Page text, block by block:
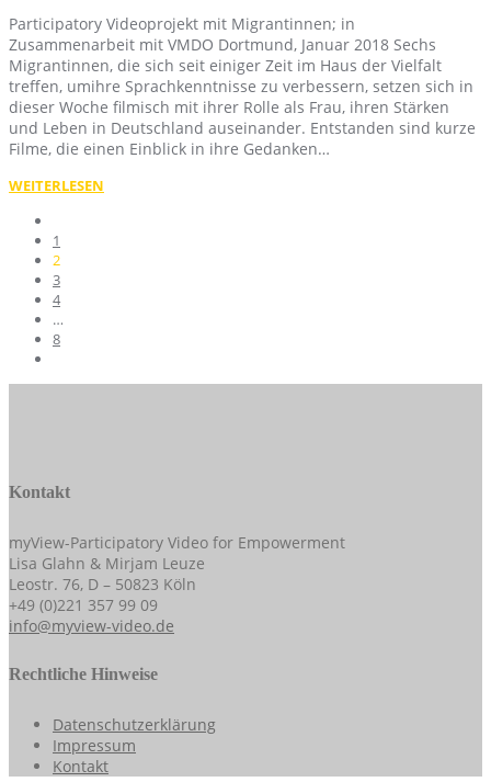
Participatory Videoprojekt mit Migrantinnen; in
Zusammenarbeit mit VMDO Dortmund, Januar 2018 Sechs
Migrantinnen, die sich seit einiger Zeit im Haus der Vielfalt
treffen, umihre Sprachkenntnisse zu verbessern, setzen sich in
dieser Woche filmisch mit ihrer Rolle als Frau, ihren Stärken
und Leben in Deutschland auseinander. Entstanden sind kurze
Filme, die einen Einblick in ihre Gedanken…
WEITERLESEN
1
2
3
4
…
8
Kontakt
myView-Participatory Video for Empowerment
Lisa Glahn & Mirjam Leuze
Leostr. 76, D – 50823 Köln
+49 (0)221 357 99 09
info@myview-video.de
Rechtliche Hinweise
Datenschutzerklärung
Impressum
Kontakt